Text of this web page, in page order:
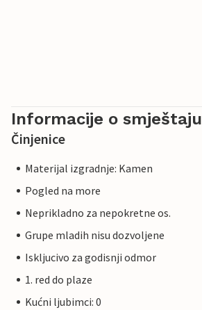
Informacije o smještaju
Činjenice
Materijal izgradnje: Kamen
Pogled na more
Neprikladno za nepokretne os.
Grupe mladih nisu dozvoljene
Iskljucivo za godisnji odmor
1. red do plaze
Kućni ljubimci: 0